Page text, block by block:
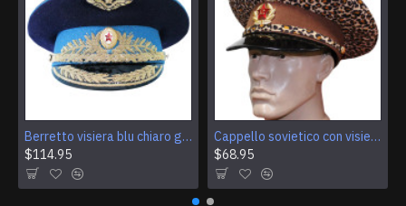
Berretto visiera blu chiaro generale dell'aeronautica militare dell'URSS vintage Cappello sovietico autentico
$114.95
Cappello sovietico con visiera in pelle marrone leopardo generale russo dell'URSS
$68.95